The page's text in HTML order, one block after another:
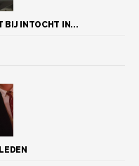
BIJ INTOCHT IN...